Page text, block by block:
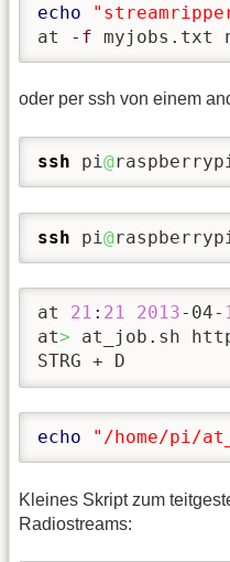
echo
at
-f myjobs.txt
oder per ssh von einem
ssh pi@
ssh pi @
at 21 : 21 2013-04-
at> at_job.sh
STRG + D
echo "/home/pi/
Kleines Skript zum
Radiostreams: